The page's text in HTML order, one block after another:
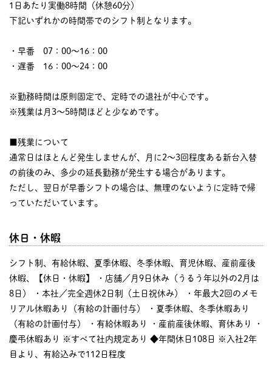
1日あたり実働8時間（休憩60分）
下記いずれかの時間帯でのシフト制となります。
・早番 07：00～16：00
・遅番 16：00～24：00
※勤務時間は原則固定で、定時での退社が中心です。
※残業は月3〜5時間ほどと少なめです。
■残業について
通常日はほとんど発生しませんが、月に2〜3回程度ある新台入替
の前後のみ、多少の延長勤務が発生する場合があります。
ただし、翌日が早番シフトの場合は、無理のないように定時で帰
っていただいています。
休日・休暇
シフト制、有給休暇、夏季休暇、冬季休暇、育児休暇、産前産後
休暇、【休日・休暇】 ・店舗／月9日休み（うるう年以外の2月は
8日） ・本社／完全週休2日制（土日祝休み） ・年最大2回のメモ
リアル休暇あり（有給の計画付与） ・夏季休暇、冬季休暇あり
（有給の計画付与） ・有給休暇あり ・産前産後休暇、育休あり ・
慶弔休暇あり ※すべて社内規定あり ◆年間休日108日 ※入社2年
目より、有給込みで112日程度